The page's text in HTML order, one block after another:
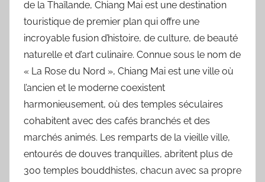
de la Thaïlande, Chiang Mai est une destination
touristique de premier plan qui offre une
incroyable fusion d’histoire, de culture, de beauté
naturelle et d’art culinaire. Connue sous le nom de
« La Rose du Nord », Chiang Mai est une ville où
l’ancien et le moderne coexistent
harmonieusement, où des temples séculaires
cohabitent avec des cafés branchés et des
marchés animés. Les remparts de la vieille ville,
entourés de douves tranquilles, abritent plus de
300 temples bouddhistes, chacun avec sa propre